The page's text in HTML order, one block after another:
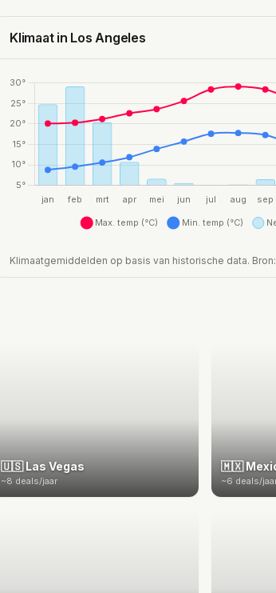
Klimaat in Los Angeles
Klimaatgemiddelden op basis van historische data. Bron:
🇺🇸 Las Vegas
~8 deals/jaar
🇲🇽
~6 deals/